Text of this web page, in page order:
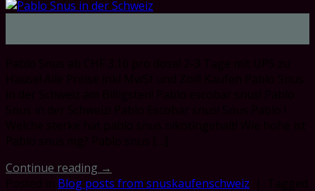
Continue reading →
Blog posts from snuskaufenschweiz